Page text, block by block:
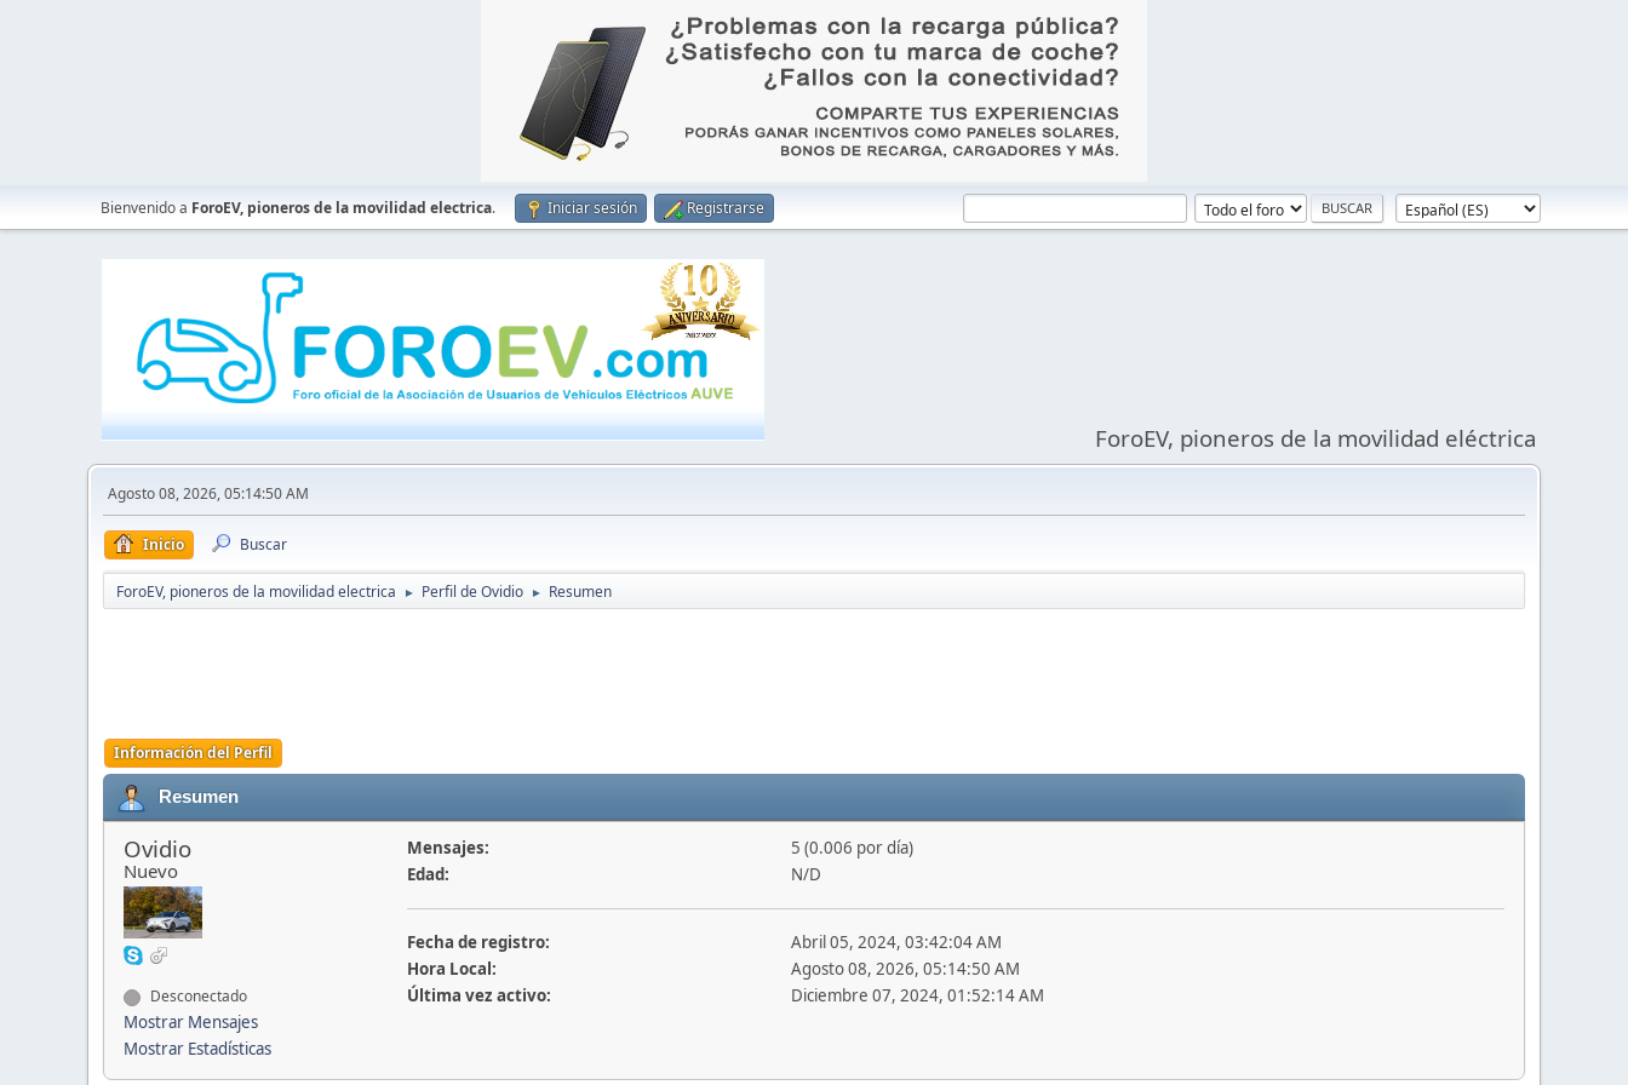
Bienvenido a ForoEV, pioneros de la movilidad electrica. Iniciar sesión Registrarse
ForoEV, pioneros de la movilidad eléctrica
Agosto 08, 2026, 05:14:50 AM
Inicio Buscar
ForoEV, pioneros de la movilidad electrica ► Perfil de Ovidio ► Resumen
Información del Perfil
Resumen
Ovidio
Nuevo
Desconectado
Mostrar Mensajes
Mostrar Estadísticas
Mensajes:
5 (0.006 por día)
Edad:
N/D
Fecha de registro:
Abril 05, 2024, 03:42:04 AM
Hora Local:
Agosto 08, 2026, 05:14:50 AM
Última vez activo:
Diciembre 07, 2024, 01:52:14 AM